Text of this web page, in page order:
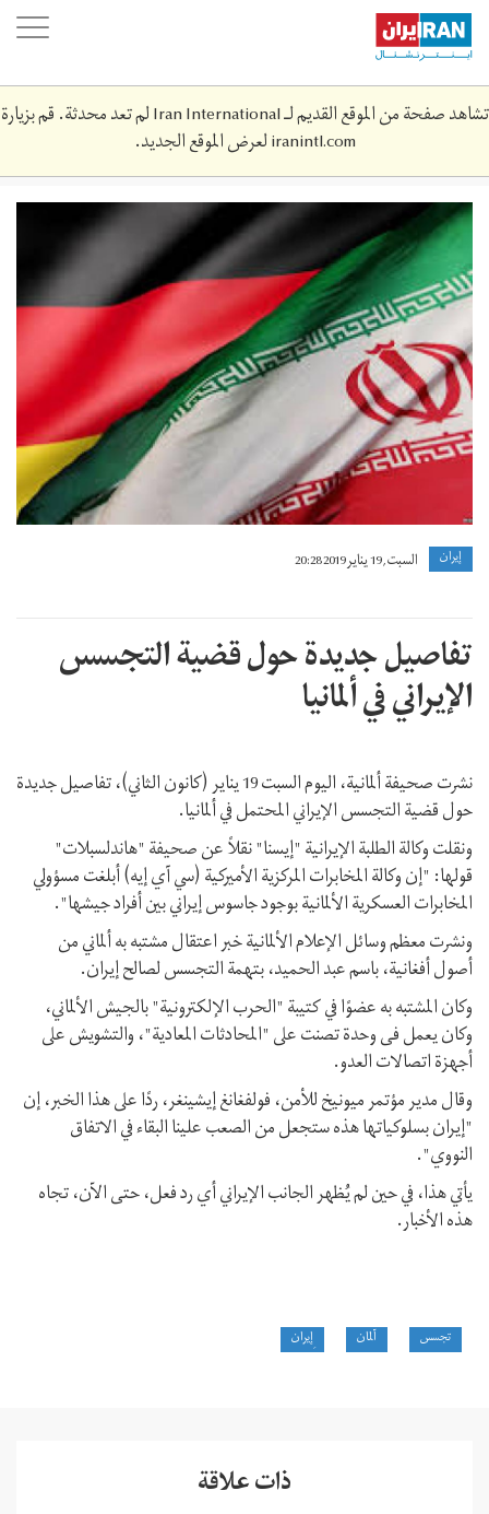
Skip
main
content
تشاهد صفحة من الموقع القديم لـ Iran International لم تعد محدثة. قم بزيارة
iranintl.comلعرض الموقع الجديد.
download.jpeg
إيران السبت, 19 يناير 2019 20:28
تفاصيل جديدة حول قضية التجسس
الإيراني في ألمانيا
نشرت صحيفة ألمانية، الیوم السبت 19 ینایر (کانون الثاني)، تفاصيل جديدة
حول قضیة التجسس الإيراني المحتمل في ألمانيا.
ونقلت وكالة الطلبة الإيرانية "إيسنا" نقلاً عن صحيفة "هاندلسبلات"
قولها: "إن وكالة المخابرات المركزية الأميركية (سي آي إيه) أبلغت مسؤولي
المخابرات العسكرية الألمانية بوجود جاسوس إيراني بين أفراد جيشها".
ونشرت معظم وسائل الإعلام الألمانية خبر اعتقال مشتبه به ألماني من
أصول أفغانیة، باسم عبد الحميد، بتهمة التجسس لصالح إيران.
وكان المشتبه به عضوًا في كتيبة "الحرب الإلكترونية" بالجيش الألماني،
وكان يعمل فی وحدة تصنت على "المحادثات المعادية"، والتشويش على
أجهزة اتصالات العدو.
وقال مدير مؤتمر ميونيخ للأمن، فولفغانغ إيشينغر، ردًا على هذا الخبر، إن
"إيران بسلوكياتها هذه ستجعل من الصعب علينا البقاء في الاتفاق
النووي".
يأتي هذا، في حين لم یُظهر الجانب الإیراني أي رد فعل، حتى الآن، تجاه
هذه الأخبار.
تجسس آلمان ِإيران
ذات علاقة